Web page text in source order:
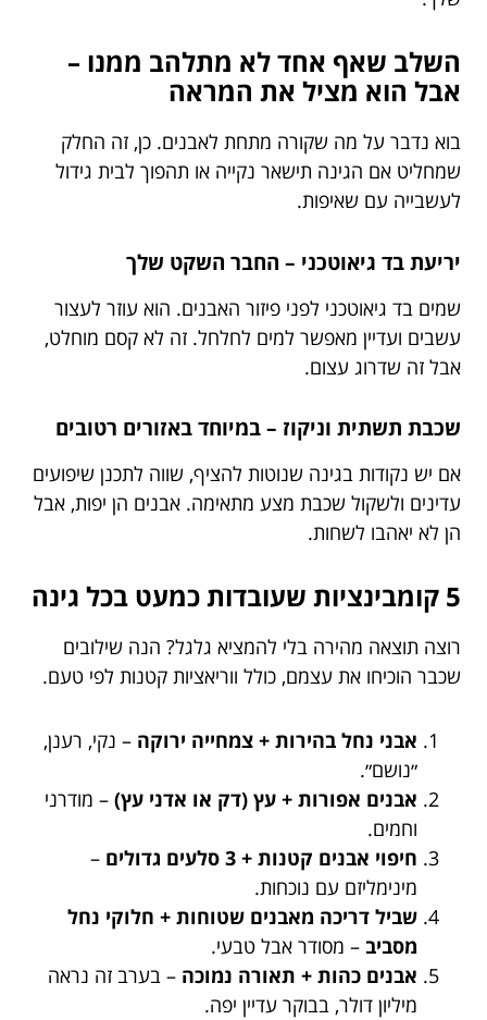
השלב שאף אחד לא מתלהב ממנו –
אבל הוא מציל את המראה
בוא נדבר על מה שקורה מתחת לאבנים. כן, זה החלק
שמחליט אם הגינה תישאר נקייה או תהפוך לבית גידול
לעשבייה עם שאיפות.
יריעת בד גיאוטכני – החבר השקט שלך
שמים בד גיאוטכני לפני פיזור האבנים. הוא עוזר לעצור
עשבים ועדיין מאפשר למים לחלחל. זה לא קסם מוחלט,
אבל זה שדרוג עצום.
שכבת תשתית וניקוז – במיוחד באזורים רטובים
אם יש נקודות בגינה שנוטות להציף, שווה לתכנן שיפועים
עדינים ולשקול שכבת מצע מתאימה. אבנים הן יפות, אבל
הן לא יאהבו לשחות.
5 קומבינציות שעובדות כמעט בכל גינה
רוצה תוצאה מהירה בלי להמציא גלגל? הנה שילובים
שכבר הוכיחו את עצמם, כולל ווריאציות קטנות לפי טעם.
אבני נחל בהירות + צמחייה ירוקה – נקי, רענן,
״נושם״.
אבנים אפורות + עץ (דק או אדני עץ) – מודרני
וחמים.
חיפוי אבנים קטנות + 3 סלעים גדולים
–
מינימליזם עם נוכחות.
שביל דריכה מאבנים שטוחות + חלוקי נחל
מסביב – מסודר אבל טבעי.
אבנים כהות + תאורה נמוכה – בערב זה נראה
מיליון דולר, בבוקר עדיין יפה.